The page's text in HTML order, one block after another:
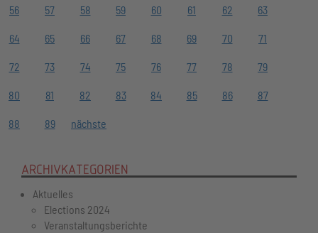
56 57 58 59 60 61 62 63
64 65 66 67 68 69 70 71
72 73 74 75 76 77 78 79
80 81 82 83 84 85 86 87
88 89 nächste
ARCHIVKATEGORIEN
Aktuelles
Elections 2024
Veranstaltungsberichte